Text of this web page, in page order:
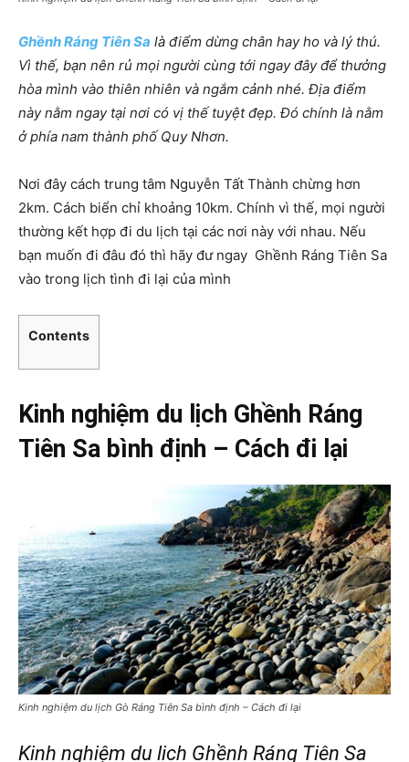
Ghềnh Ráng Tiên Sa là điểm dừng chân hay ho và lý thú.
Vì thế, bạn nên rủ mọi người cùng tới ngay đây để thưởng
hòa mình vào thiên nhiên và ngắm cảnh nhé. Địa điểm
này nằm ngay tại nơi có vị thế tuyệt đẹp. Đó chính là nằm
ở phía nam thành phố Quy Nhơn.
Nơi đây cách trung tâm Nguyễn Tất Thành chừng hơn
2km. Cách biển chỉ khoảng 10km. Chính vì thế, mọi người
thường kết hợp đi du lịch tại các nơi này với nhau. Nếu
bạn muốn đi đâu đó thì hãy đư ngay Ghềnh Ráng Tiên Sa
vào trong lịch tình đi lại của mình
Contents
Kinh nghiệm du lịch Ghềnh Ráng
Tiên Sa bình định – Cách đi lại
Kinh nghiệm du lịch Gò Ráng Tiên Sa bình định – Cách đi lại
Kinh nghiệm du lịch Ghềnh Ráng Tiên Sa